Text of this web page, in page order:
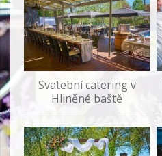
Svatební catering v
Hliněné baště